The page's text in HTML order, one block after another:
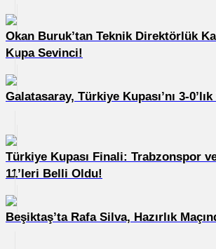
Okan Buruk’tan Teknik Direktörlük
Kupa Sevinci!
Galatasaray, Türkiye Kupası’nı 3-
Türkiye Kupası Finali: Trabzonspor
11’leri Belli Oldu!
Beşiktaş’ta Rafa Silva, Hazırlık